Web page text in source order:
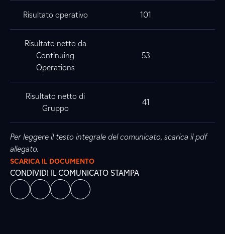
Risultato operativo 101
Risultato netto da
Continuing
Operations
53
Risultato netto di
Gruppo
41
Per leggere il testo integrale del comunicato, scarica il pdf
allegato.
SCARICA IL DOCUMENTO
CONDIVIDI IL COMUNICATO STAMPA